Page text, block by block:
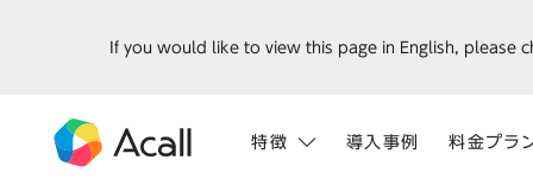
特徴 導入事例 料金プラ
If you would like to view this page in English, please